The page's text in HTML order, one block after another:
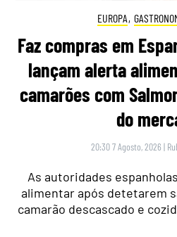
EUROPA,
Faz compras em
lançam alerta
camarões com
do
20:30 7 Agosto, 2026 |
As autoridades
alimentar após detetarem
camarão descascado e